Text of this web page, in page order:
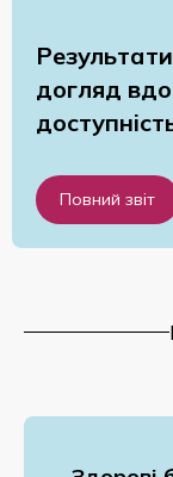
догляд
Повний звіт